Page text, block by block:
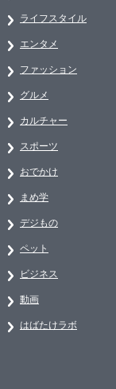
ライフスタイル
エンタメ
ファッション
グルメ
カルチャー
スポーツ
おでかけ
まめ学
デジもの
ペット
ビジネス
動画
はばたけラボ